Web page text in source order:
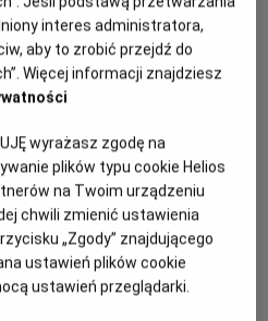
Rebecca Lenkiewicz, Raynor
Winn
Denis Lill
(Jason Isaacs),
w jednej chwili tracą
coś, co dla wielu byłoby
pieszą wędrówkę – ponad
angielskiego wybrzeża.
namiotem i garścią
idą przed siebie, krok za
wietrze, ciszy i otaczającej ich
interes administratora,
aby to zrobić przejdź do
Więcej informacji znajdziesz
wyrażasz zgodę na
plików typu cookie Helios
na Twoim urządzeniu
chwili zmienić ustawienia
„Zgody” znajdującego
ustawień plików cookie
ustawień przeglądarki.